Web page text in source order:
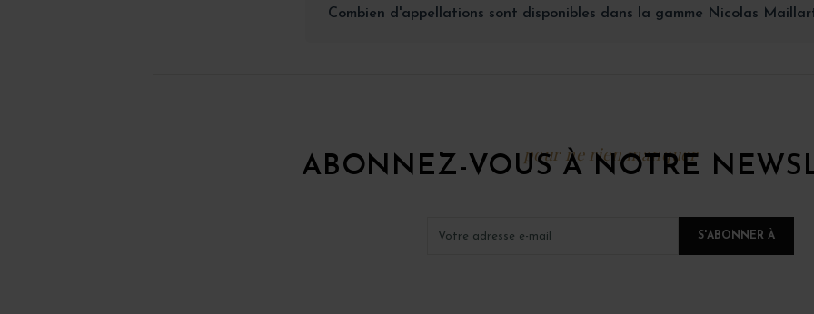
Combien d'appellations sont disponibles dans la gamme Nicolas
pour ne rien manquer
ABONNEZ-VOUS À NOTRE